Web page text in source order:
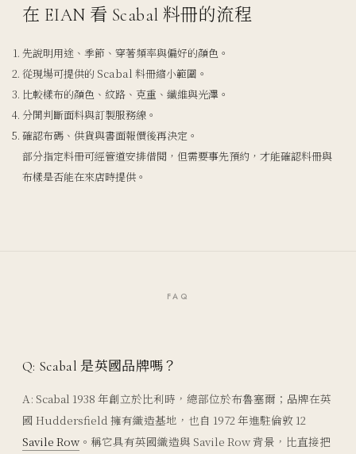
在 EIAN 看 Scabal 料冊的流程
先說明用途、季節、穿著頻率與偏好的顏色。
從現場可提供的 Scabal 料冊縮小範圍。
比較樣布的顏色、紋路、克重、纖維與光澤。
分開判斷面料與訂製服務線。
確認布碼、供貨與書面報價後再決定。
部分指定料冊可經管道安排借閱，但需要事先預約，才能確認料冊與
布樣是否能在來店時提供。
FAQ
Q: Scabal 是英國品牌嗎？
A: Scabal 1938 年創立於比利時，總部位於布魯塞爾；品牌在英
國 Huddersfield 擁有織造基地，也自 1972 年進駐倫敦 12
Savile Row 。稱它具有英國織造與 Savile Row 背景，比直接把